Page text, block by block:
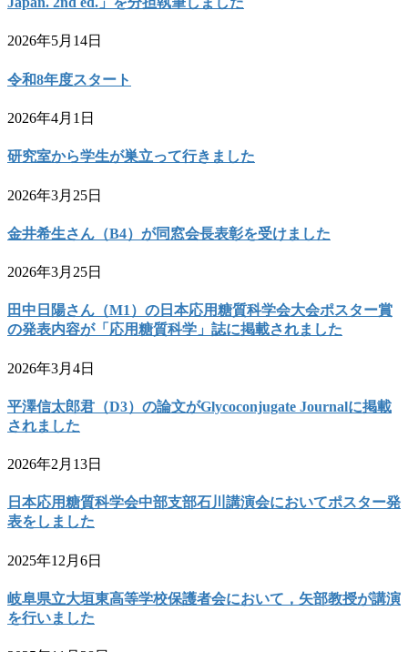
2026年5月14日
令和8年度スタート
2026年4月1日
研究室から学生が巣立って行きました
2026年3月25日
金井希生さん（B4）が同窓会長表彰を受けました
2026年3月25日
田中日陽さん（M1）の日本応用糖質科学会大会ポスター賞
の発表内容が「応用糖質科学」誌に掲載されました
2026年3月4日
平澤信太郎君（D3）の論文がGlycoconjugate Journalに掲載
されました
2026年2月13日
日本応用糖質科学会中部支部石川講演会においてポスター発
表をしました
2025年12月6日
岐阜県立大垣東高等学校保護者会において，矢部教授が講演
を行いました